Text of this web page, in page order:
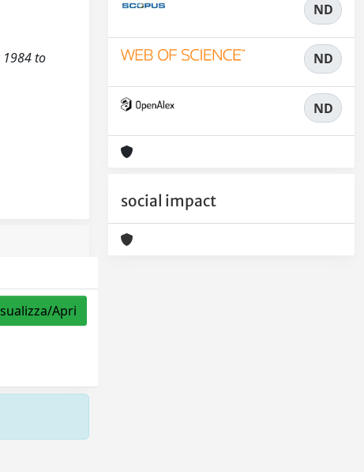
1984 to
Apri
ND
ND
ND
social impact